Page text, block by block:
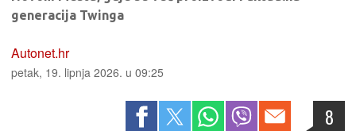
generacija Twinga
Autonet.hr
petak, 19. lipnja 2026. u 09:25
8